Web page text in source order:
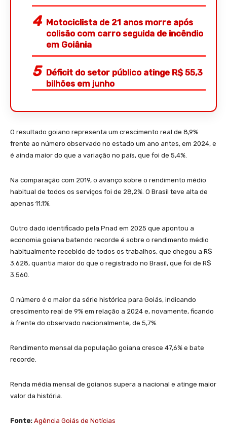
Motociclista de 21 anos morre após
colisão com carro seguida de incêndio
em Goiânia
Déficit do setor público atinge R$ 55,3
bilhões em junho
O resultado goiano representa um crescimento real de 8,9%
frente ao número observado no estado um ano antes, em 2024, e
é ainda maior do que a variação no país, que foi de 5,4%.
Na comparação com 2019, o avanço sobre o rendimento médio
habitual de todos os serviços foi de 28,2%. O Brasil teve alta de
apenas 11,1%.
Outro dado identificado pela Pnad em 2025 que apontou a
economia goiana batendo recorde é sobre o rendimento médio
habitualmente recebido de todos os trabalhos, que chegou a R$
3.628, quantia maior do que o registrado no Brasil, que foi de R$
3.560.
O número é o maior da série histórica para Goiás, indicando
crescimento real de 9% em relação a 2024 e, novamente, ficando
à frente do observado nacionalmente, de 5,7%.
Rendimento mensal da população goiana cresce 47,6% e bate
recorde.
Renda média mensal de goianos supera a nacional e atinge maior
valor da história.
Fonte: Agência Goiás de Notícias